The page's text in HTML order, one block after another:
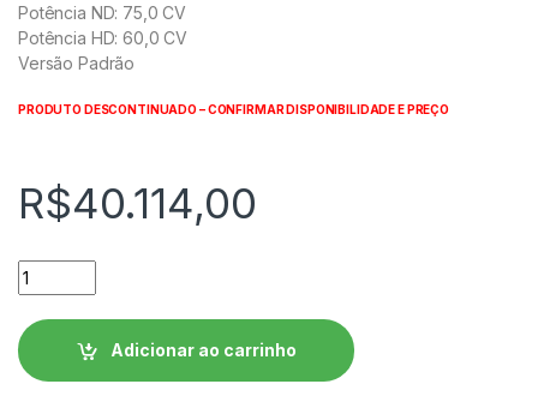
Potência ND: 75,0 CV
Potência HD: 60,0 CV
Versão Padrão
PRODUTO DESCONTINUADO – CONFIRMAR DISPONIBILIDADE E PREÇO
R$40.114,00
Inversor de Frequência WEG CFW700 -
Adicionar ao carrinho